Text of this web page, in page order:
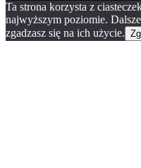
Ta strona korzysta z
najwyższym poziomie.
zgadzasz się na ich użycie.